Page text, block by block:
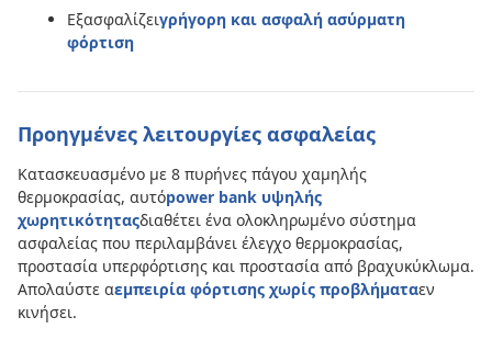
Εξασφαλίζειγρήγορη και ασφαλή ασύρματη
φόρτιση
Προηγμένες λειτουργίες ασφαλείας
Κατασκευασμένο με 8 πυρήνες πάγου χαμηλής
θερμοκρασίας, αυτόpower bank υψηλής
χωρητικότηταςδιαθέτει ένα ολοκληρωμένο σύστημα
ασφαλείας που περιλαμβάνει έλεγχο θερμοκρασίας,
προστασία υπερφόρτισης και προστασία από βραχυκύκλωμα.
Απολαύστε αεμπειρία φόρτισης χωρίς προβλήματαεν
κινήσει.